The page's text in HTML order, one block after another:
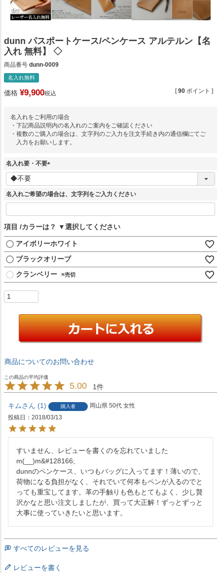
dunn パスポートケース/ペンケース アルテルン【名
入れ 無料】 ◇
商品番号 dunn-0009
名入れ無料
価格 ¥9,900税込 [90 ポイント ]
名入れをご利用の場合
・下記商品説明内の名入れのご案内をご確認ください
・複数のご購入の場合は、文字列のご入力を注文手続き内の通信欄にてご
入力をお願いします。
名入れ要・不要
(
須
名入れご希望の場合は、文字列をご入力ください
項目 カラーは？
アイボリーホワイト
ブラックオリーブ
クランベリー ×
商品についてのお問い合わせ
5.00 1
キム 1 購入者 岡山県 50代 女性
投稿日
2018/03/13
すいません、レビューを書くのを忘れていました
m(__)m&#128166;
dunnのペンケース、いつもバッグに入ってます！薄いので、
荷物になる負担がなく、それでいて何本もペンが入るのでと
っても重宝してます。革の手触りも色もとてもよく、少し贅
沢かなと思い注文しましたが、買って大正解！ずっとずっと
大事に使っていきたいと思います。
すべてのレビューを見る
レビューを書く